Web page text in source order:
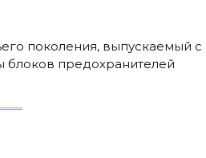
поколения, выпускаемый с
блоков предохранителей